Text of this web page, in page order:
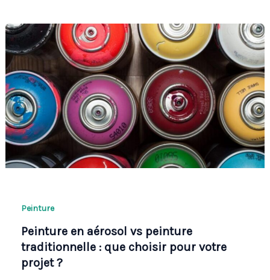
Peinture
Peinture en aérosol vs peinture
traditionnelle : que choisir pour votre
projet ?